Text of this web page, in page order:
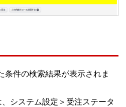
条件の検索結果が表示されま
システム設定＞受注ステータ